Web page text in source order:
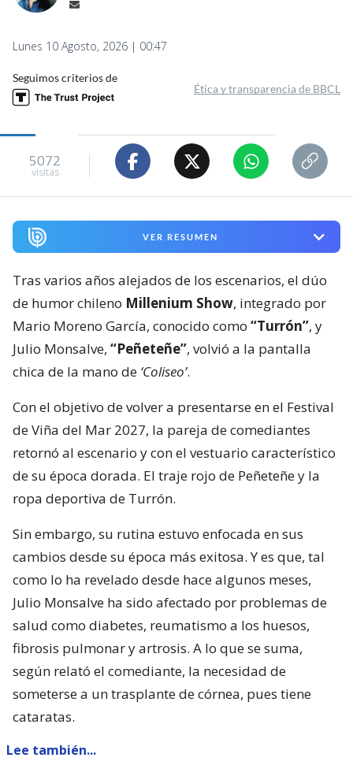
Lunes 10 Agosto, 2026 | 00:47
Seguimos criterios de
Ética y transparencia de BBCL
5072
visitas
VER RESUMEN
Tras varios años alejados de los escenarios, el dúo
de humor chileno Millenium Show, integrado por
Mario Moreno García, conocido como “Turrón”, y
Julio Monsalve, “Peñeteñe”, volvió a la pantalla
chica de la mano de ‘Coliseo’.
Con el objetivo de volver a presentarse en el Festival
de Viña del Mar 2027, la pareja de comediantes
retornó al escenario y con el vestuario característico
de su época dorada. El traje rojo de Peñeteñe y la
ropa deportiva de Turrón.
Sin embargo, su rutina estuvo enfocada en sus
cambios desde su época más exitosa. Y es que, tal
como lo ha revelado desde hace algunos meses,
Julio Monsalve ha sido afectado por problemas de
salud como diabetes, reumatismo a los huesos,
fibrosis pulmonar y artrosis. A lo que se suma,
según relató el comediante, la necesidad de
someterse a un trasplante de córnea, pues tiene
cataratas.
Lee también...